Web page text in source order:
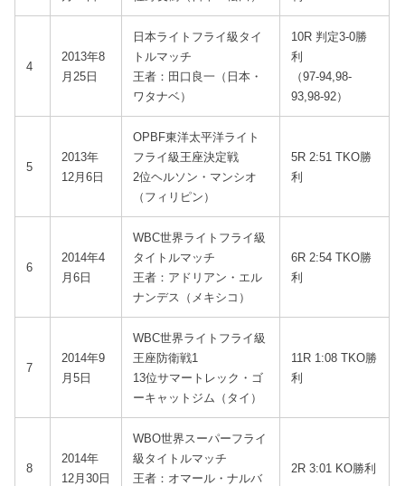
4
2013年8
月25日
日本ライトフライ級タイ
トルマッチ
王者：田口良一（日本・
ワタナベ）
10R 判定3-0勝
利
（97-94,98-
93,98-92）
5
2013年
12月6日
OPBF東洋太平洋ライト
フライ級王座決定戦
2位ヘルソン・マンシオ
（フィリピン）
5R 2:51 TKO勝
利
6
2014年4
月6日
WBC世界ライトフライ級
タイトルマッチ
王者：アドリアン・エル
ナンデス（メキシコ）
6R 2:54 TKO勝
利
7
2014年9
月5日
WBC世界ライトフライ級
王座防衛戦1
13位サマートレック・ゴ
ーキャットジム（タイ）
11R 1:08 TKO勝
利
8
2014年
12月30日
WBO世界スーパーフライ
級タイトルマッチ
王者：オマール・ナルバ
2R 3:01 KO勝利